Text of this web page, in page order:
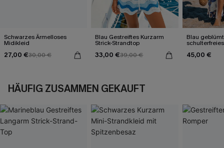
Schwarzes Ärmelloses
Midikleid
27,00 €30,00 €
Blau Gestreiftes Kurzarm
Strick-Strandtop
33,00 €39,00 €
Blau
45,00 €
HÄUFIG ZUSAMMEN GEKAUFT